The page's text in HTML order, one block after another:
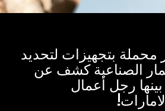
بتجهيزات لتحديد
الصناعية كشف عن
رجل أعمال